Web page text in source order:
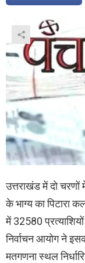
उत्तराखंड में दो
के भाग्य का पिटारा
में 32580
निर्वाचन आयोग ने
मतगणना स्थल